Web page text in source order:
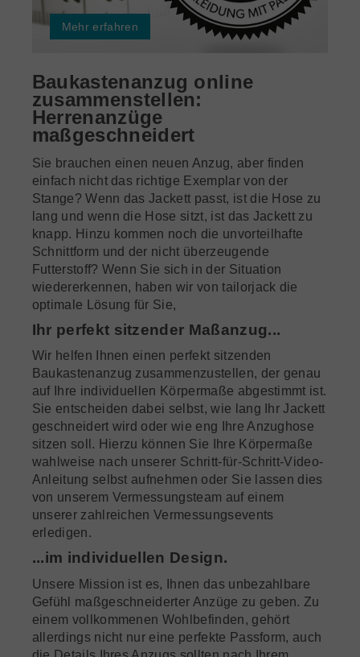
Mehr erfahren
Baukastenanzug online
zusammenstellen:
Herrenanzüge
maßgeschneidert
Sie brauchen einen neuen Anzug, aber finden
einfach nicht das richtige Exemplar von der
Stange? Wenn das Jackett passt, ist die Hose zu
lang und wenn die Hose sitzt, ist das Jackett zu
knapp. Hinzu kommen noch die unvorteilhafte
Schnittform und der nicht überzeugende
Futterstoff? Wenn Sie sich in der Situation
wiedererkennen, haben wir von tailorjack die
optimale Lösung für Sie,
Ihr perfekt sitzender Maßanzug...
Wir helfen Ihnen einen perfekt sitzenden
Baukastenanzug zusammenzustellen, der genau
auf Ihre individuellen Körpermaße abgestimmt ist.
Sie entscheiden dabei selbst, wie lang Ihr Jackett
geschneidert wird oder wie eng Ihre Anzughose
sitzen soll. Hierzu können Sie Ihre Körpermaße
wahlweise nach unserer Schritt-für-Schritt-Video-
Anleitung selbst aufnehmen oder Sie lassen dies
von unserem Vermessungsteam auf einem
unserer zahlreichen Vermessungsevents
erledigen.
...im individuellen Design.
Unsere Mission ist es, Ihnen das unbezahlbare
Gefühl maßgeschneiderter Anzüge zu geben. Zu
einem vollkommenen Wohlbefinden, gehört
allerdings nicht nur eine perfekte Passform, auch